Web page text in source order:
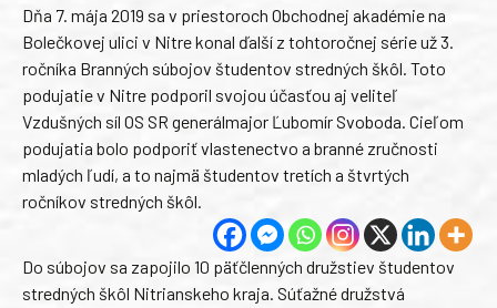
Dňa 7. mája 2019 sa v priestoroch Obchodnej akadémie na
Bolečkovej ulici v Nitre konal ďalší z tohtoročnej série už 3.
ročníka Branných súbojov študentov stredných škôl. Toto
podujatie v Nitre podporil svojou účasťou aj veliteľ
Vzdušných síl OS SR generálmajor Ľubomír Svoboda. Cieľom
podujatia bolo podporiť vlastenectvo a branné zručnosti
mladých ľudí, a to najmä študentov tretích a štvrtých
ročníkov stredných škôl.
Do súbojov sa zapojilo 10 päťčlenných družstiev študentov
stredných škôl Nitrianskeho kraja. Súťažné družstvá